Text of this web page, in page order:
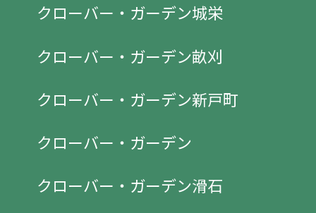
クローバー・ガーデン城栄
クローバー・ガーデン畝刈
クローバー・ガーデン新戸町
クローバー・ガーデン
クローバー・ガーデン滑石